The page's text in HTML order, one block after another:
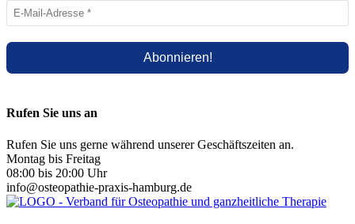
Rufen Sie uns an
Rufen Sie uns gerne während unserer Geschäftszeiten an.
Montag bis Freitag
08:00 bis 20:00 Uhr
info@osteopathie-praxis-hamburg.de